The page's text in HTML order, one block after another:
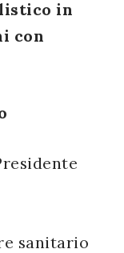
in
con
sanitario